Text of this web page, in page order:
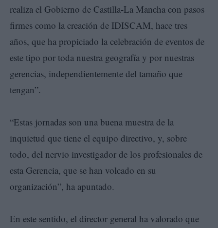
realiza el Gobierno de Castilla-La Mancha con pasos
firmes como la creación de IDISCAM, hace tres
años, que ha propiciado la celebración de eventos de
este tipo por toda nuestra geografía y por nuestras
gerencias, independientemente del tamaño que
tengan”.
“Estas jornadas son una buena muestra de la
inquietud que tiene el equipo directivo, y, sobre
todo, del nervio investigador de los profesionales de
esta Gerencia, que se han volcado en su
organización”, ha apuntado.
En este sentido, el director general ha valorado que